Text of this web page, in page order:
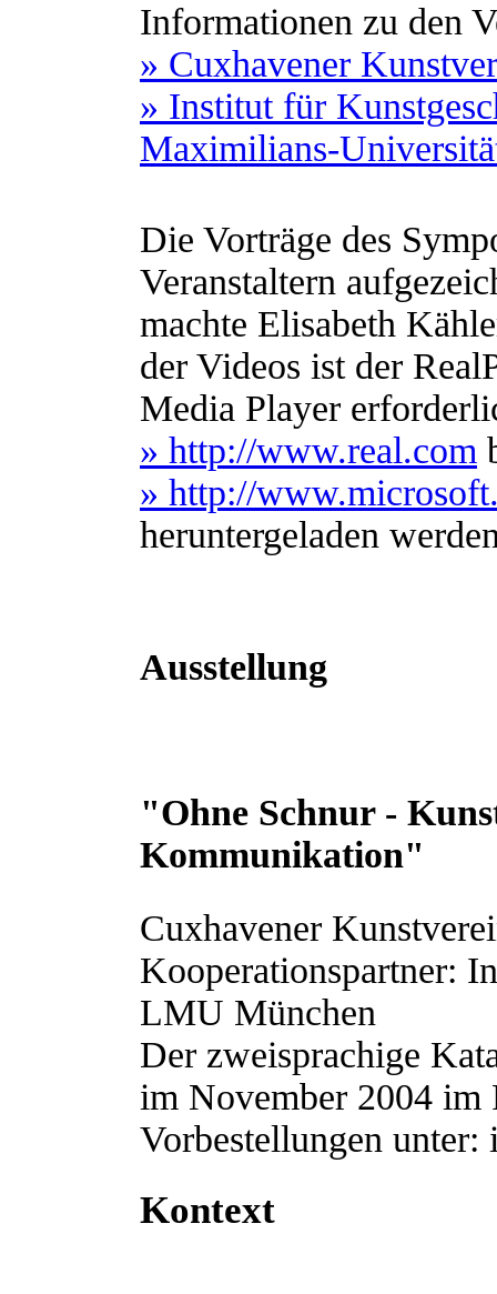
Informationen zu den
» Cuxhavener
» Institut für
Maximilians-
Die Vorträge des
Veranstaltern
machte Elisabeth
der Videos ist der
Media Player
» http://www.real.com
» http://
heruntergeladen
Ausstellung
"Ohne Schnur -
Kommunikation"
Cuxhavener
Kooperationspartner:
LMU München
Der zweisprachige
im November 2004 im
Vorbestellungen unter:
Kontext